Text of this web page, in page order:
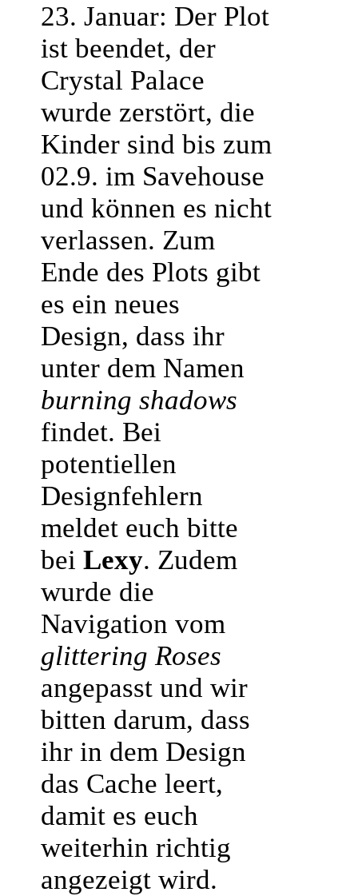
23. Januar: Der Plot
ist beendet, der
Crystal Palace
wurde zerstört, die
Kinder sind bis zum
02.9. im Savehouse
und können es nicht
verlassen. Zum
Ende des Plots gibt
es ein neues
Design, dass ihr
unter dem Namen
burning shadows
findet. Bei
potentiellen
Designfehlern
meldet euch bitte
bei Lexy. Zudem
wurde die
Navigation vom
glittering Roses
angepasst und wir
bitten darum, dass
ihr in dem Design
das Cache leert,
damit es euch
weiterhin richtig
angezeigt wird.